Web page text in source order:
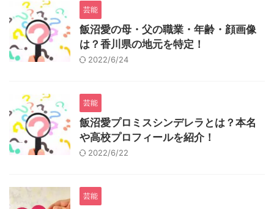
芸能
飯沼愛の母・父の職業・年齢・顔画像
は？香川県の地元を特定！
2022/6/24
芸能
飯沼愛プロミスシンデレラとは？本名
や高校プロフィールを紹介！
2022/6/22
芸能